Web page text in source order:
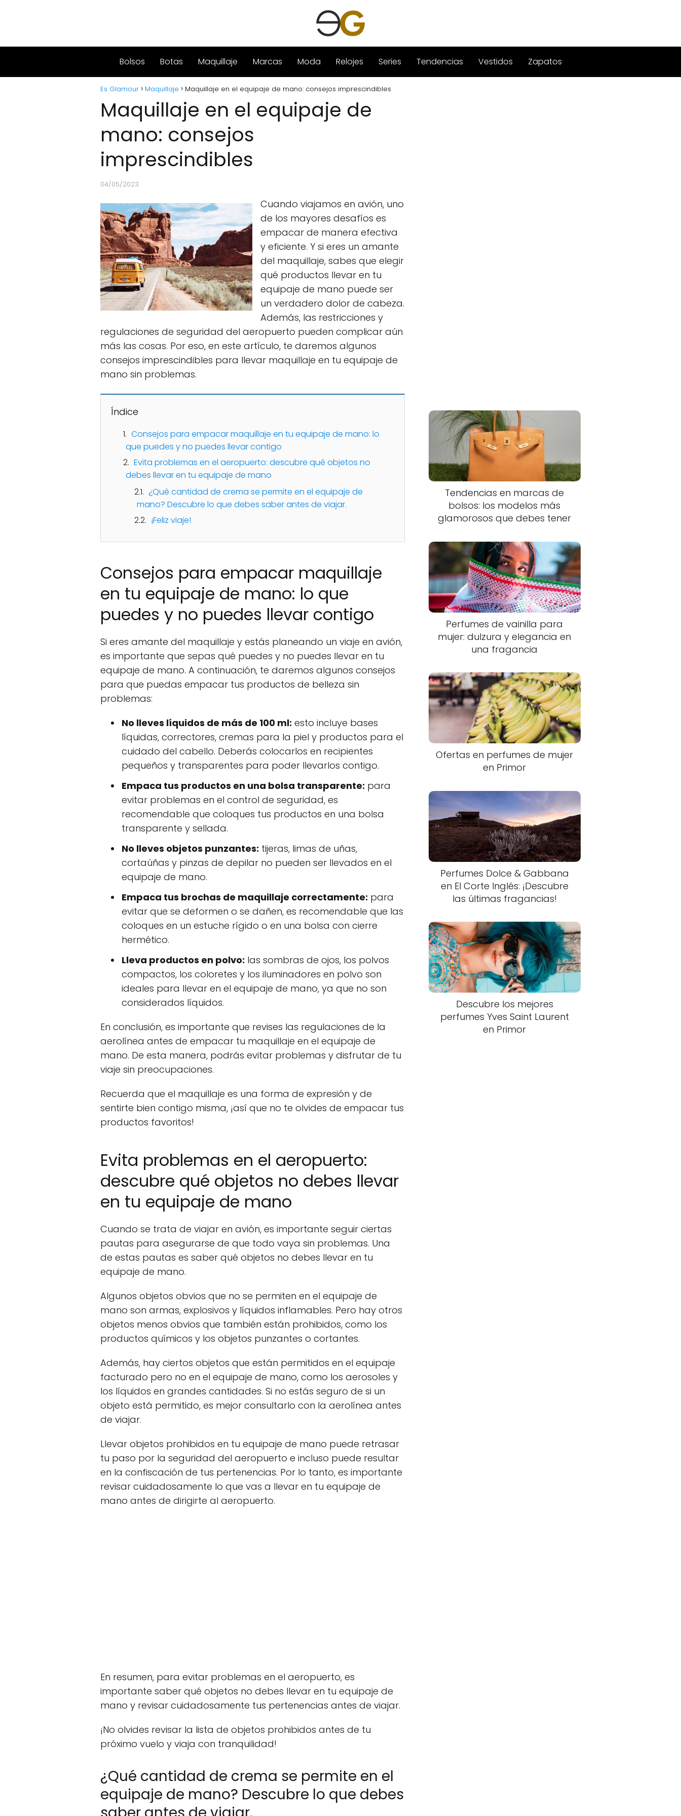
Bolsos Botas Maquillaje Marcas Moda Relojes Series Tendencias Vestidos Zapatos
Es Glamour Maquillaje Maquillaje en el equipaje de mano: consejos imprescindibles
Maquillaje en el equipaje de
mano: consejos
imprescindibles
04/05/2023
Cuando viajamos en avión, uno
de los mayores desafíos es
empacar de manera efectiva
y eficiente. Y si eres un amante
del maquillaje, sabes que elegir
qué productos llevar en tu
equipaje de mano puede ser
un verdadero dolor de cabeza.
Además, las restricciones y
regulaciones de seguridad del aeropuerto pueden complicar aún
más las cosas. Por eso, en este artículo, te daremos algunos
consejos imprescindibles para llevar maquillaje en tu equipaje de
mano sin problemas.
Índice
Consejos para empacar maquillaje en tu equipaje de mano: lo
que puedes y no puedes llevar contigo
Evita problemas en el aeropuerto: descubre qué objetos no
debes llevar en tu equipaje de mano
¿Qué cantidad de crema se permite en el equipaje de
mano? Descubre lo que debes saber antes de viajar.
¡Feliz viaje!
Consejos para empacar maquillaje
en tu equipaje de mano: lo que
puedes y no puedes llevar contigo
Si eres amante del maquillaje y estás planeando un viaje en avión,
es importante que sepas qué puedes y no puedes llevar en tu
equipaje de mano. A continuación, te daremos algunos consejos
para que puedas empacar tus productos de belleza sin
problemas:
No lleves líquidos de más de 100 ml: esto incluye bases
líquidas, correctores, cremas para la piel y productos para el
cuidado del cabello. Deberás colocarlos en recipientes
pequeños y transparentes para poder llevarlos contigo.
Empaca tus productos en una bolsa transparente: para
evitar problemas en el control de seguridad, es
recomendable que coloques tus productos en una bolsa
transparente y sellada.
No lleves objetos punzantes: tijeras, limas de uñas,
cortaúñas y pinzas de depilar no pueden ser llevados en el
equipaje de mano.
Empaca tus brochas de maquillaje correctamente: para
evitar que se deformen o se dañen, es recomendable que las
coloques en un estuche rígido o en una bolsa con cierre
hermético.
Lleva productos en polvo: las sombras de ojos, los polvos
compactos, los coloretes y los iluminadores en polvo son
ideales para llevar en el equipaje de mano, ya que no son
considerados líquidos.
En conclusión, es importante que revises las regulaciones de la
aerolínea antes de empacar tu maquillaje en el equipaje de
mano. De esta manera, podrás evitar problemas y disfrutar de tu
viaje sin preocupaciones.
Recuerda que el maquillaje es una forma de expresión y de
sentirte bien contigo misma, ¡así que no te olvides de empacar tus
productos favoritos!
Evita problemas en el aeropuerto:
descubre qué objetos no debes llevar
en tu equipaje de mano
Cuando se trata de viajar en avión, es importante seguir ciertas
pautas para asegurarse de que todo vaya sin problemas. Una
de estas pautas es saber qué objetos no debes llevar en tu
equipaje de mano.
Algunos objetos obvios que no se permiten en el equipaje de
mano son armas, explosivos y líquidos inflamables. Pero hay otros
objetos menos obvios que también están prohibidos, como los
productos químicos y los objetos punzantes o cortantes.
Además, hay ciertos objetos que están permitidos en el equipaje
facturado pero no en el equipaje de mano, como los aerosoles y
los líquidos en grandes cantidades. Si no estás seguro de si un
objeto está permitido, es mejor consultarlo con la aerolínea antes
de viajar.
Llevar objetos prohibidos en tu equipaje de mano puede retrasar
tu paso por la seguridad del aeropuerto e incluso puede resultar
en la confiscación de tus pertenencias. Por lo tanto, es importante
revisar cuidadosamente lo que vas a llevar en tu equipaje de
mano antes de dirigirte al aeropuerto.
En resumen, para evitar problemas en el aeropuerto, es
importante saber qué objetos no debes llevar en tu equipaje de
mano y revisar cuidadosamente tus pertenencias antes de viajar.
¡No olvides revisar la lista de objetos prohibidos antes de tu
próximo vuelo y viaja con tranquilidad!
¿Qué cantidad de crema se permite en el
equipaje de mano? Descubre lo que debes
Tendencias en marcas de
bolsos: los modelos más
glamorosos que debes tener
Perfumes de vainilla para
mujer: dulzura y elegancia en
una fragancia
Ofertas en perfumes de mujer
en Primor
Perfumes Dolce & Gabbana
en El Corte Inglés: ¡Descubre
las últimas fragancias!
Descubre los mejores
perfumes Yves Saint Laurent
en Primor